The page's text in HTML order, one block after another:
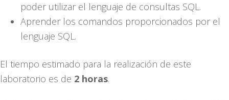
poder utilizar el lenguaje de consultas SQL.
Aprender los comandos proporcionados por el
lenguaje SQL.
El tiempo estimado para la realización de este
laboratorio es de 2 horas.